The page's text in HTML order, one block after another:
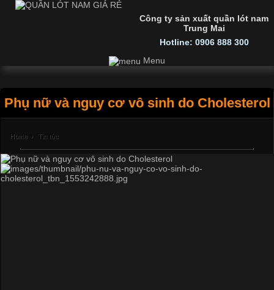
Công ty sản xuất quần lót nam
Trung Mai
Hotline: 0906 888 300
Menu
Phụ nữ và nguy cơ vô sinh do Cholesterol
Home › Tin tức